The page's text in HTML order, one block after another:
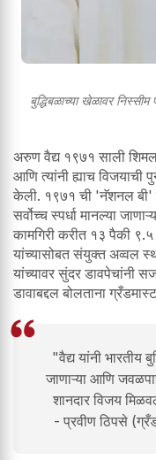
बुद्धिबळाच्या खेळावर
अरुण वैद्य १९७१ साली
आणि त्यांनी ह्याच विजयाची
केली. १९७१ ची 'नॅशनल बी'
सर्वोच्च स्पर्धा मानल्या
कामगिरी करीत १३ पैकी
यांच्यासोबत संयुक्त अव्वल
यांच्यावर सुंदर डावपेचांनी
डावाबद्दल बोलताना
"वैद्य यांनी भारतीय
जाणाऱ्या आणि
शानदार विजय
- प्रवीण ठिपसे